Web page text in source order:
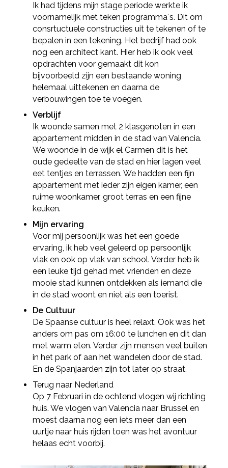
Ik had tijdens mijn stage periode werkte ik
voornamelijk met teken programma´s. Dit om
consrtuctuele constructies uit te tekenen of te
bepalen in een tekening. Het bedrijf had ook
nog een architect kant. Hier heb ik ook veel
opdrachten voor gemaakt dit kon
bijvoorbeeld zijn een bestaande woning
helemaal uittekenen en daarna de
verbouwingen toe te voegen.
Verblijf
Ik woonde samen met 2 klasgenoten in een
appartement midden in de stad van Valencia.
We woonde in de wijk el Carmen dit is het
oude gedeelte van de stad en hier lagen veel
eet tentjes en terrassen. We hadden een fijn
appartement met ieder zijn eigen kamer, een
ruime woonkamer, groot terras en een fijne
keuken.
Mijn ervaring
Voor mij persoonlijk was het een goede
ervaring, ik heb veel geleerd op persoonlijk
vlak en ook op vlak van school. Verder heb ik
een leuke tijd gehad met vrienden en deze
mooie stad kunnen ontdekken als iemand die
in de stad woont en niet als een toerist.
De Cultuur
De Spaanse cultuur is heel relaxt. Ook was het
anders om pas om 16:00 te lunchen en dit dan
met warm eten. Verder zijn mensen veel buiten
in het park of aan het wandelen door de stad.
En de Spanjaarden zijn tot later op straat.
Terug naar Nederland
Op 7 Februari in de ochtend vlogen wij richting
huis. We vlogen van Valencia naar Brussel en
moest daarna nog een iets meer dan een
uurtje naar huis rijden toen was het avontuur
helaas echt voorbij.
Deel via Twitter
Deel via LinkedIn